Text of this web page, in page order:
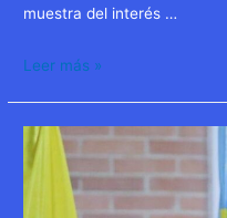
muestra del interés …
Leer más »